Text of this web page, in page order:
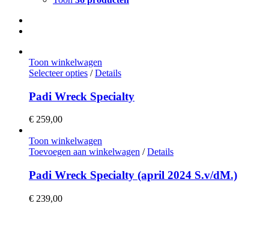
Toon winkelwagen
Selecteer opties / Details
Padi Wreck Specialty
€ 259,00
Toon winkelwagen
Toevoegen aan winkelwagen / Details
Padi Wreck Specialty (april 2024 S.v/dM.)
€ 239,00